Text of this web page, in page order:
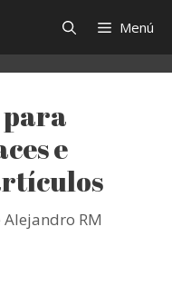
Menú
para
e
Alejandro RM